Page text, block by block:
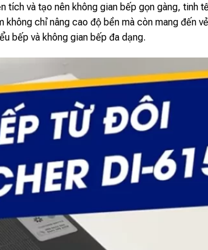
và tạo nên không gian bếp gọn gàng, tinh
chỉ nâng cao độ bền mà còn mang đến
bếp và không gian bếp đa dạng.